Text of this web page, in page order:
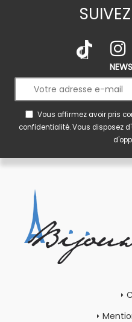
Vous affirmez avoir pris
confidentialité. Vous disposez